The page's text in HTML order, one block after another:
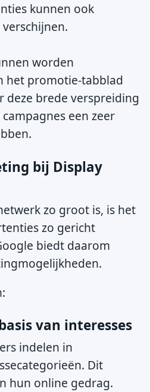
kunnen ook
verschijnen.
worden
het promotie-tabblad
deze brede verspreiding
een zeer
bij Display
zo groot is, is het
zo gericht
biedt daarom
van interesses
indelen in
Dit
hun online gedrag.